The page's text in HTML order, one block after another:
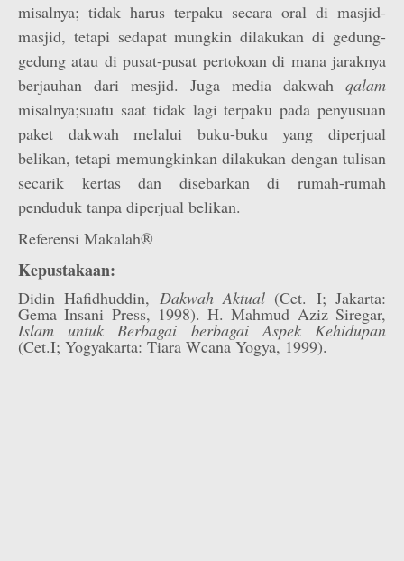
misalnya; tidak harus terpaku secara oral di masjid-
masjid, tetapi sedapat mungkin dilakukan di gedung-
gedung atau di pusat-pusat pertokoan di mana jaraknya
berjauhan dari mesjid. Juga media dakwah qalam
misalnya;suatu saat tidak lagi terpaku pada penyusuan
paket dakwah melalui buku-buku yang diperjual
belikan, tetapi memungkinkan dilakukan dengan tulisan
secarik kertas dan disebarkan di rumah-rumah
penduduk tanpa diperjual belikan.
Referensi Makalah®
Kepustakaan:
Didin Hafidhuddin, Dakwah Aktual (Cet. I; Jakarta:
Gema Insani Press, 1998). H. Mahmud Aziz Siregar,
Islam untuk Berbagai berbagai Aspek Kehidupan
(Cet.I; Yogyakarta: Tiara Wcana Yogya, 1999).